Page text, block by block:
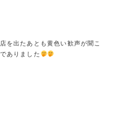
を出たあとも黄色い歓声が聞こ
ありました